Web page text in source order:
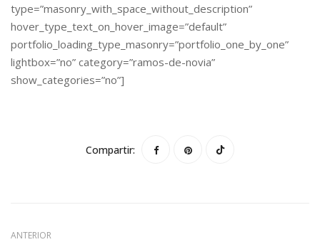
type=”masonry_with_space_without_description”
hover_type_text_on_hover_image=”default”
portfolio_loading_type_masonry=”portfolio_one_by_one”
lightbox=”no” category=”ramos-de-novia”
show_categories=”no”]
Compartir:
ANTERIOR